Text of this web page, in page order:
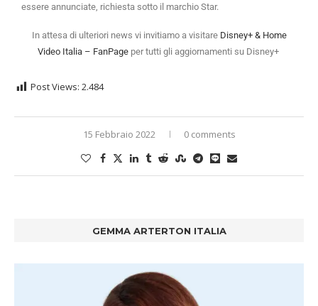
essere annunciate, richiesta sotto il marchio Star.
In attesa di ulteriori news vi invitiamo a visitare Disney+ & Home
Video Italia – FanPageper tutti gli aggiornamenti su Disney+
Post Views: 2.484
15 Febbraio 2022 0 comments
GEMMA ARTERTON ITALIA